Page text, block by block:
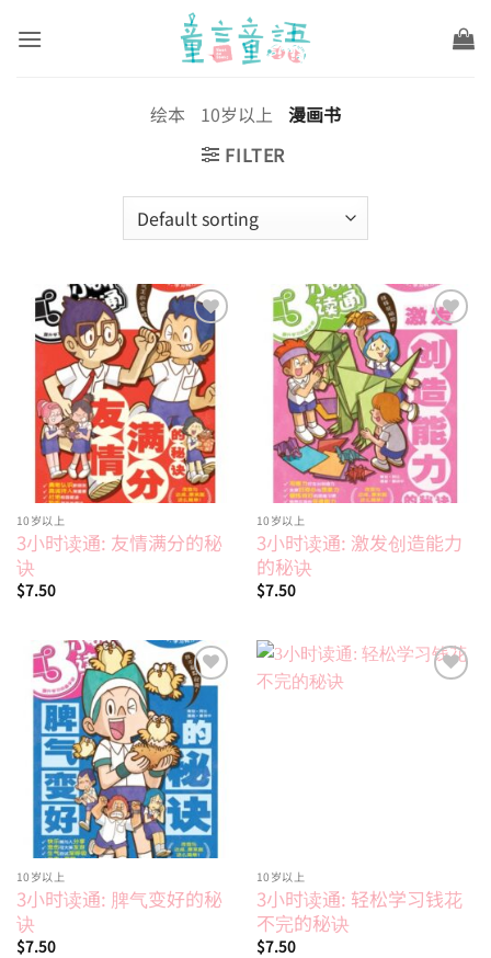
绘本
10岁以上
漫画书
FILTER
Add to
wishlist
10岁以上
3小时读通: 友情满分的秘
诀
$7.50
Add to
wishlist
10岁以上
3小时读通: 激发创造能力
的秘诀
$7.50
Add to
wishlist
10岁以上
3小时读通: 脾气变好的秘
诀
$7.50
10岁以上
3小时读通: 轻松学习钱花
不完的秘诀
$7.50